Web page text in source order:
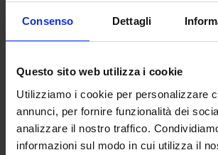
Consenso Dettagli
Questo sito web utilizza i cookie
Utilizziamo i cookie per personalizzare
annunci, per fornire funzionalità dei
analizzare il nostro traffico.
informazioni sul modo in cui utilizza il